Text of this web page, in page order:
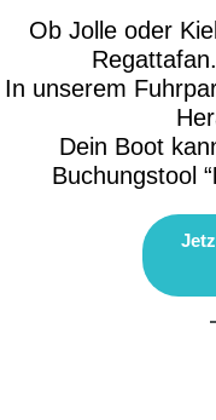
Ob Jolle oder
In unserem
Dein Boot
Buchungstool “